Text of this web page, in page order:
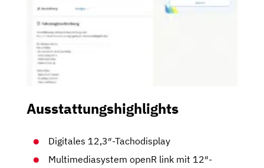
Ausstattungshighlights
Digitales 12,3″-Tachodisplay
Multimediasystem openR link mit 12″-